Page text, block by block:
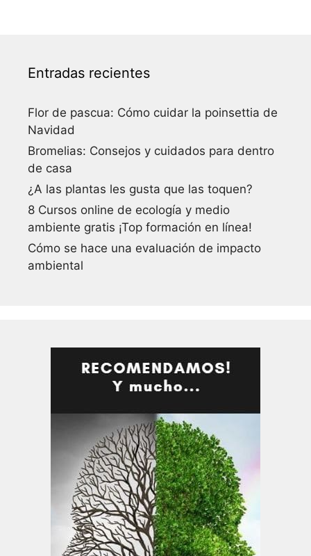
Entradas recientes
Flor de pascua: Cómo cuidar la poinsettia de
Navidad
Bromelias: Consejos y cuidados para dentro
de casa
¿A las plantas les gusta que las toquen?
8 Cursos online de ecología y medio
ambiente gratis ¡Top formación en línea!
Cómo se hace una evaluación de impacto
ambiental